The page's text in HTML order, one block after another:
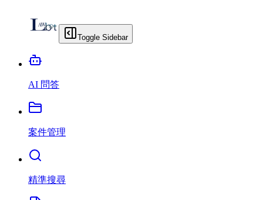
Toggle Sidebar
AI 問答
案件管理
精準搜尋